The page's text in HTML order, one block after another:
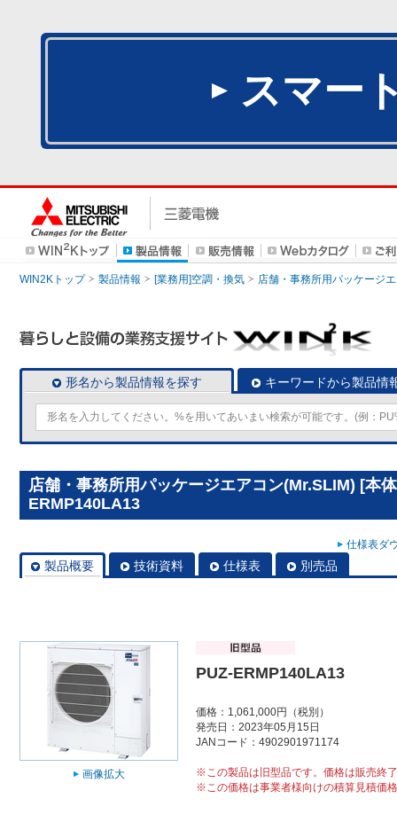
スマー
WIN2Kトップ 製品情報 [業務用]空調・換気 店舗・事務所用パッケージ
形名から製品情報を探す キーワードから製品情
店舗・事務所用パッケージエアコン(Mr.SLIM) [本
ERMP140LA13
仕様表ダ
製品概要 技術資料 仕様表 別売品
画像拡大
PUZ-ERMP140LA13
価格：1,061,000円（税別）
発売日：2023年05月15日
JANコード：4902901971174
※この製品は旧型品です。価格は販売終
※この価格は事業者様向けの積算見積価